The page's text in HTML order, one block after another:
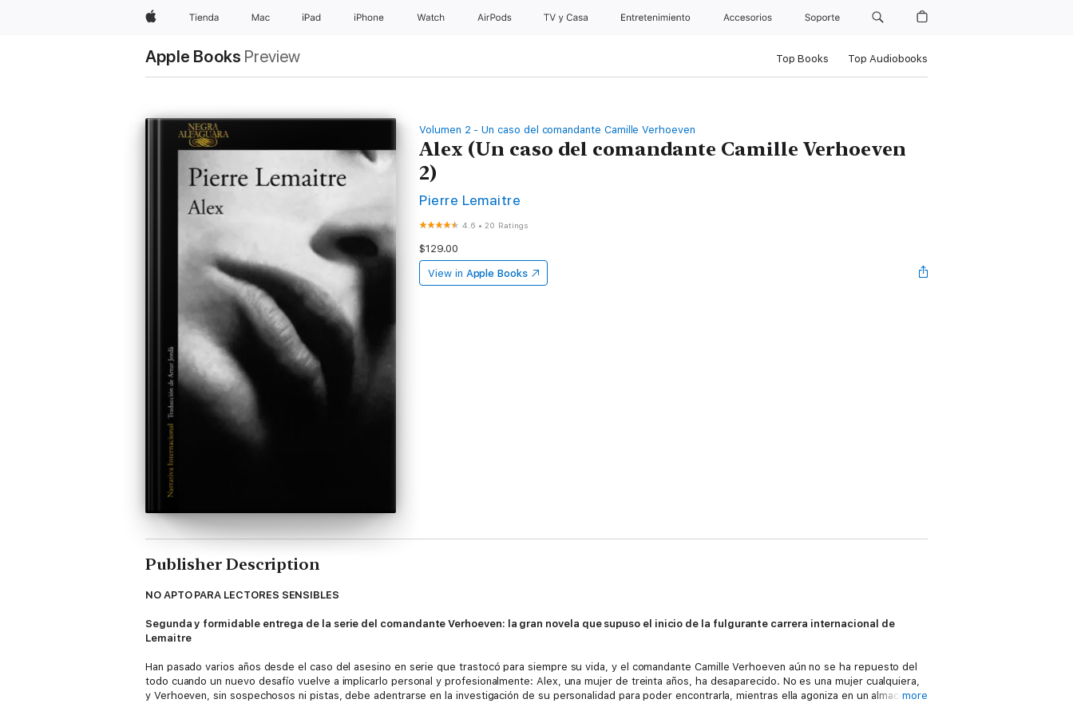
AppleTienda Mac iPad iPhone Watch AirPods TV & Casa Entretenimiento Accesorios Soporte
Apple Books Preview Top Books Top Audiobooks
Volumen 2 - Un caso del comandante Camille Verhoeven
Alex (Un caso del comandante Camille Verhoeven
2)
Pierre Lemaitre
4.6 •20 Ratings
$129.00
View in Apple Books
Publisher Description
NO APTO PARA LECTORES SENSIBLES
Segunda y formidable entrega de la serie del comandante Verhoeven: la gran novela que supuso el inicio de la fulgurante carrera internacional de
Lemaitre
Han pasado varios años desde el caso del asesino en serie que trastocó para siempre su vida, y el comandante Camille Verhoeven aún no se ha repuesto del
todo cuando un nuevo desafío vuelve a implicarlo personal y profesionalmente: Alex, una mujer de treinta años, ha desaparecido. No es una mujer cualquiera,
y Verhoeven, sin sospechosos ni pistas, debe adentrarse en la investigación de su personalidad para poder encontrarla, mientras ella agoniza en un almacénmore